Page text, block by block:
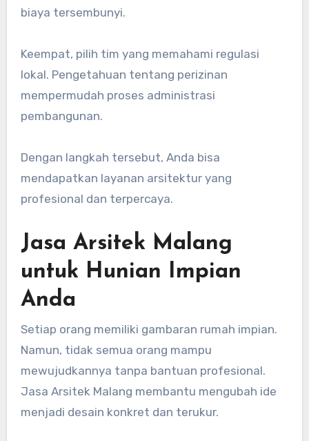
biaya tersembunyi.
Keempat, pilih tim yang memahami regulasi
lokal. Pengetahuan tentang perizinan
mempermudah proses administrasi
pembangunan.
Dengan langkah tersebut, Anda bisa
mendapatkan layanan arsitektur yang
profesional dan terpercaya.
Jasa Arsitek Malang
untuk Hunian Impian
Anda
Setiap orang memiliki gambaran rumah impian.
Namun, tidak semua orang mampu
mewujudkannya tanpa bantuan profesional.
Jasa Arsitek Malang membantu mengubah ide
menjadi desain konkret dan terukur.